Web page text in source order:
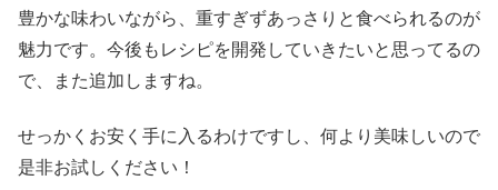
豊かな味わいながら、重すぎずあっさりと食べられるのが
魅力です。今後もレシピを開発していきたいと思ってるの
で、また追加しますね。
せっかくお安く手に入るわけですし、何より美味しいので
是非お試しください！